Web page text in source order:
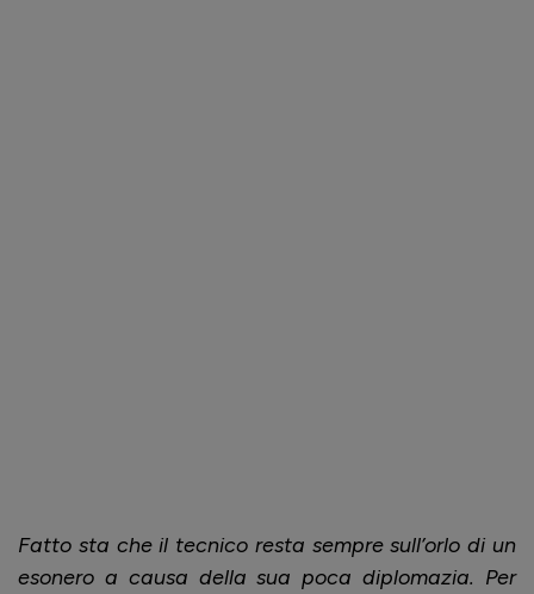
Fatto sta che il tecnico resta sempre sull’orlo di un
esonero a causa della sua poca diplomazia. Per